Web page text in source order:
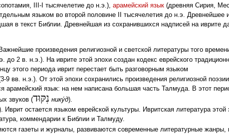
III-I тысячелетие до н.э.), арамейский язык(древняя Сирия,
языком во второй половине II тысячелетия до н.э. Древнейшее
в текст Библии. Древнейшая из сохранившихся надписей на иврите
произведения религиозной и светской литературы того
до 2 в. н.э.). На иврите этой эпохи создан кодекс еврейского
этого периода иврит перестает быть разговорным языком
9 вв. н.э.). От этой эпохи сохранились произведения религиозной
арамейский язык: на нем написана большая часть Талмуда. В этот
звуков (נִקּוּד нику́д).
Иврит остается языком еврейской культуры. Ивритская литература
коммендарии к Библии и Талмуду.
газеты и журналы, развиваются современные литературные жанры,